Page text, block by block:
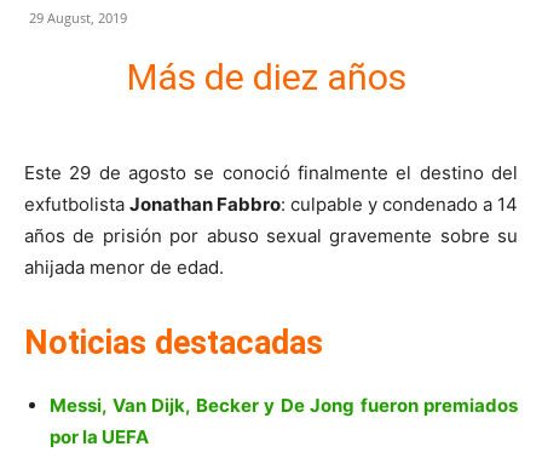
29 August, 2019
Más de diez años
Este 29 de agosto se conoció finalmente el destino del
exfutbolista Jonathan Fabbro: culpable y condenado a 14
años de prisión por abuso sexual gravemente sobre su
ahijada menor de edad.
Noticias destacadas
Messi, Van Dijk, Becker y De Jong fueron premiados
por la UEFA